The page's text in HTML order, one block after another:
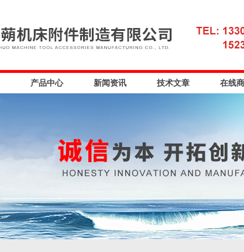
产品中心 新闻资讯 技术文章 在线